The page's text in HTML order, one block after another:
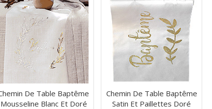
De Table Baptême
Mousseline Blanc Et Doré
Chemin De Table Baptême
Satin Et Paillettes Doré